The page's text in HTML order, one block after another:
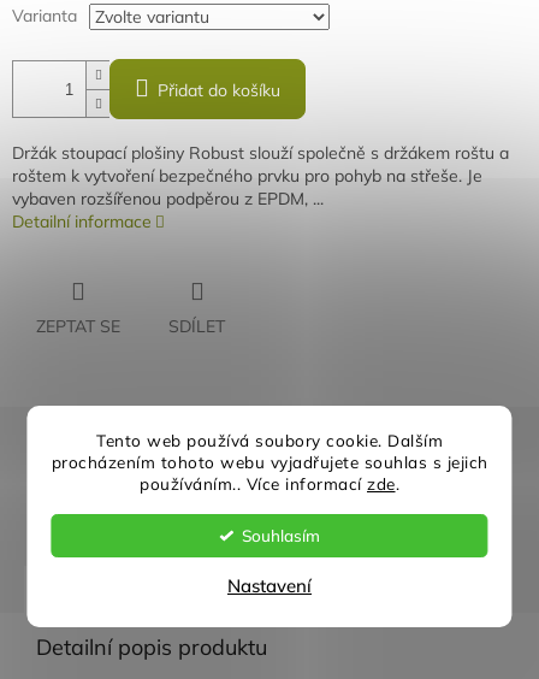
Tento web používá soubory cookie. Dalším
procházením tohoto webu vyjadřujete souhlas s jejich
používáním.. Více informací zde.
Souhlasím
Nastavení
Varianta
Přidat do košíku
Držák stoupací plošiny Robust slouží společně s držákem roštu a
roštem k vytvoření bezpečného prvku pro pohyb na střeše. Je
vybaven rozšířenou podpěrou z EPDM, ...
Detailní informace
ZEPTAT SE SDÍLET
Rychlé doručení Záruka kvality
Individuální přístup Nejlepší ceny
Detailní popis produktu